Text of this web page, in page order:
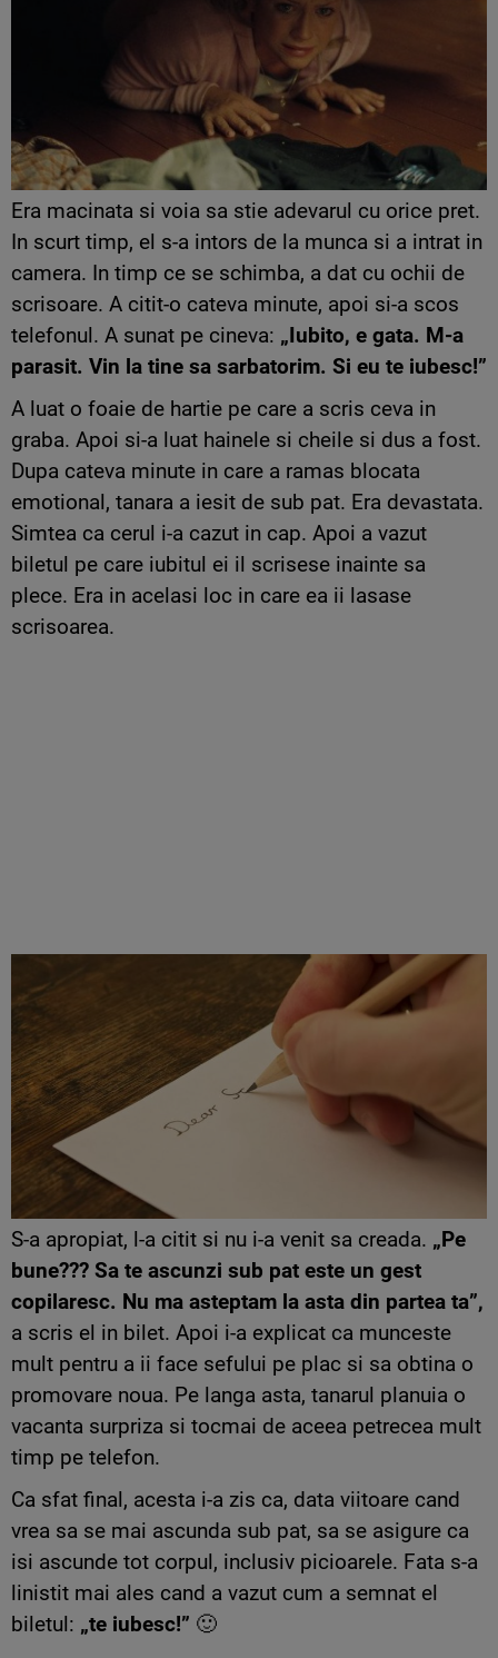
Era macinata si voia sa stie adevarul cu orice pret.
In scurt timp, el s-a intors de la munca si a intrat in
camera. In timp ce se schimba, a dat cu ochii de
scrisoare. A citit-o cateva minute, apoi si-a scos
telefonul. A sunat pe cineva: „Iubito, e gata. M-a
parasit. Vin la tine sa sarbatorim. Si eu te iubesc!”
A luat o foaie de hartie pe care a scris ceva in
graba. Apoi si-a luat hainele si cheile si dus a fost.
Dupa cateva minute in care a ramas blocata
emotional, tanara a iesit de sub pat. Era devastata.
Simtea ca cerul i-a cazut in cap. Apoi a vazut
biletul pe care iubitul ei il scrisese inainte sa
plece. Era in acelasi loc in care ea ii lasase
scrisoarea.
S-a apropiat, l-a citit si nu i-a venit sa creada. „Pe
bune??? Sa te ascunzi sub pat este un gest
copilaresc. Nu ma asteptam la asta din partea ta”,
a scris el in bilet. Apoi i-a explicat ca munceste
mult pentru a ii face sefului pe plac si sa obtina o
promovare noua. Pe langa asta, tanarul planuia o
vacanta surpriza si tocmai de aceea petrecea mult
timp pe telefon.
Ca sfat final, acesta i-a zis ca, data viitoare cand
vrea sa se mai ascunda sub pat, sa se asigure ca
isi ascunde tot corpul, inclusiv picioarele. Fata s-a
linistit mai ales cand a vazut cum a semnat el
biletul: „te iubesc!” 🙂